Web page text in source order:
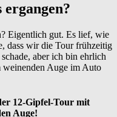
ergangen?
Eigentlich gut. Es lief, wie
dass wir die Tour frühzeitig
aber ich bin ehrlich
weinenden Auge im Auto
12-Gipfel-Tour mit
Auge!